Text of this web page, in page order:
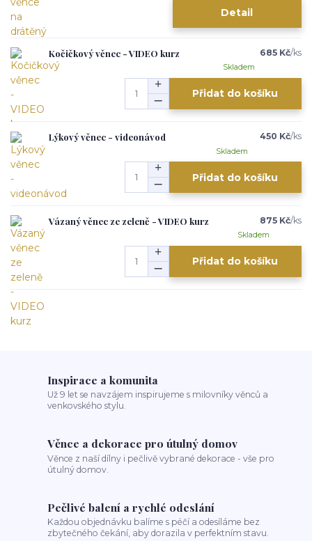
Detail
Kočičkový věnec - VIDEO kurz 685 Kč/ks
Skladem
Přidat do košíku
Lýkový věnec - videonávod 450 Kč/ks
Skladem
Přidat do košíku
Vázaný věnec ze zeleně - VIDEO kurz 875 Kč/ks
Skladem
Přidat do košíku
Inspirace a komunita
Už 9 let se navzájem inspirujeme s milovníky věnců a
venkovského stylu.
Věnce a dekorace pro útulný domov
Věnce z naší dílny i pečlivě vybrané dekorace - vše pro
útulný domov.
Pečlivé balení a rychlé odeslání
Každou objednávku balíme s péčí a odesíláme bez
zbytečného čekání, aby dorazila v perfektním stavu.